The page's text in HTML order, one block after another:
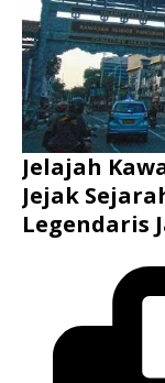
Jelajah
Jejak
Legendaris